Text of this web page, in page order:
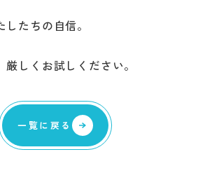
たちの自信。
しくお試しください。
一覧に戻る